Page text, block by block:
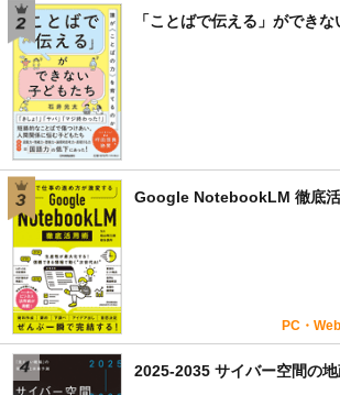
「ことばで伝える」ができ
Google NotebookLM 徹底
PC・
2025-2035 サイバー空間の